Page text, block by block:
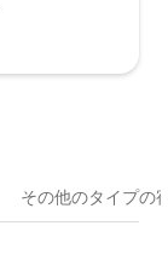
その他のタ⁠イ⁠プ⁠の